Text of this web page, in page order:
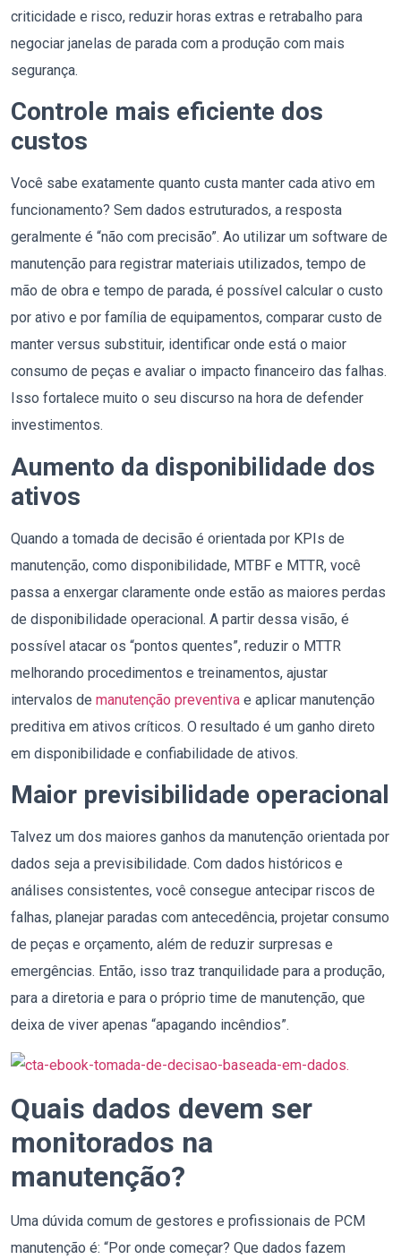
criticidade e risco, reduzir horas extras e retrabalho para
negociar janelas de parada com a produção com mais
segurança.
Controle mais eficiente dos
custos
Você sabe exatamente quanto custa manter cada ativo em
funcionamento? Sem dados estruturados, a resposta
geralmente é “não com precisão”. Ao utilizar um software de
manutenção para registrar materiais utilizados, tempo de
mão de obra e tempo de parada, é possível calcular o custo
por ativo e por família de equipamentos, comparar custo de
manter versus substituir, identificar onde está o maior
consumo de peças e avaliar o impacto financeiro das falhas.
Isso fortalece muito o seu discurso na hora de defender
investimentos.
Aumento da disponibilidade dos
ativos
Quando a tomada de decisão é orientada por KPIs de
manutenção, como disponibilidade, MTBF e MTTR, você
passa a enxergar claramente onde estão as maiores perdas
de disponibilidade operacional. A partir dessa visão, é
possível atacar os “pontos quentes”, reduzir o MTTR
melhorando procedimentos e treinamentos, ajustar
intervalos de manutenção preventiva e aplicar manutenção
preditiva em ativos críticos. O resultado é um ganho direto
em disponibilidade e confiabilidade de ativos.
Maior previsibilidade operacional
Talvez um dos maiores ganhos da manutenção orientada por
dados seja a previsibilidade. Com dados históricos e
análises consistentes, você consegue antecipar riscos de
falhas, planejar paradas com antecedência, projetar consumo
de peças e orçamento, além de reduzir surpresas e
emergências. Então, isso traz tranquilidade para a produção,
para a diretoria e para o próprio time de manutenção, que
deixa de viver apenas “apagando incêndios”.
Quais dados devem ser
monitorados na
manutenção?
Uma dúvida comum de gestores e profissionais de PCM
manutenção é: “Por onde começar? Que dados fazem